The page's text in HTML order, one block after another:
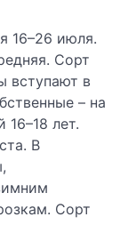
16–26 июля.
Сорт
вступают в
– на
16–18 лет.
В
Сорт